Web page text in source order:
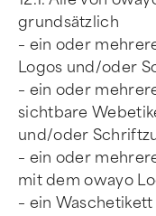
grundsätzlich
– ein oder
Logos und/oder
– ein oder
sichtbare
und/oder
– ein oder
mit dem owayo
– ein